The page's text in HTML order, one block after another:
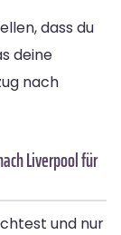
dass du
deine
nach
Liverpool für
und nur